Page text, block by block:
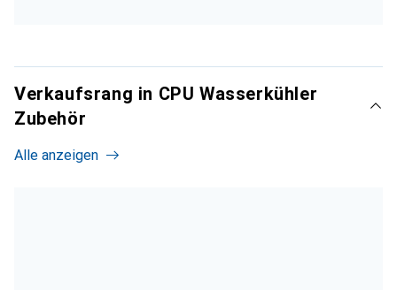
Verkaufsrang in CPU Wasserkühler
Zubehör
Alle anzeigen